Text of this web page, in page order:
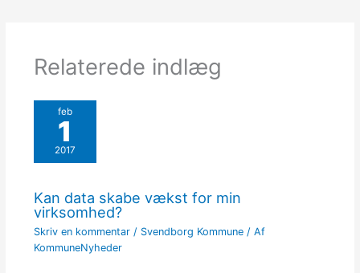
Relaterede indlæg
feb
1
2017
Kan data skabe vækst for min
virksomhed?
Skriv en kommentar / Svendborg Kommune/ Af
KommuneNyheder